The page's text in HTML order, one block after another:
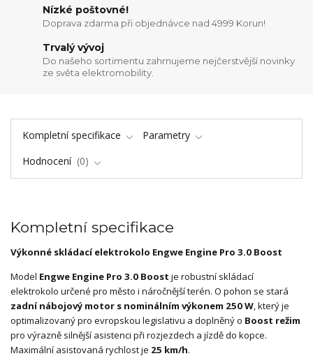
Nízké poštovné!
Doprava zdarma při objednávce nad 4999 Korun!
Trvalý vývoj
Do našeho sortimentu zahrnujeme nejčerstvější novinky
ze světa elektromobility.
Kompletní specifikace
Parametry
Hodnocení
0
Kompletní specifikace
Výkonné skládací elektrokolo Engwe Engine Pro 3.0 Boost
Model Engwe Engine Pro 3.0 Boost je robustní skládací
elektrokolo určené pro město i náročnější terén. O pohon se stará
zadní nábojový motor s nominálním výkonem 250 W, který je
optimalizovaný pro evropskou legislativu a doplněný o Boost režim
pro výrazně silnější asistenci při rozjezdech a jízdě do kopce.
Maximální asistovaná rychlost je 25 km/h.